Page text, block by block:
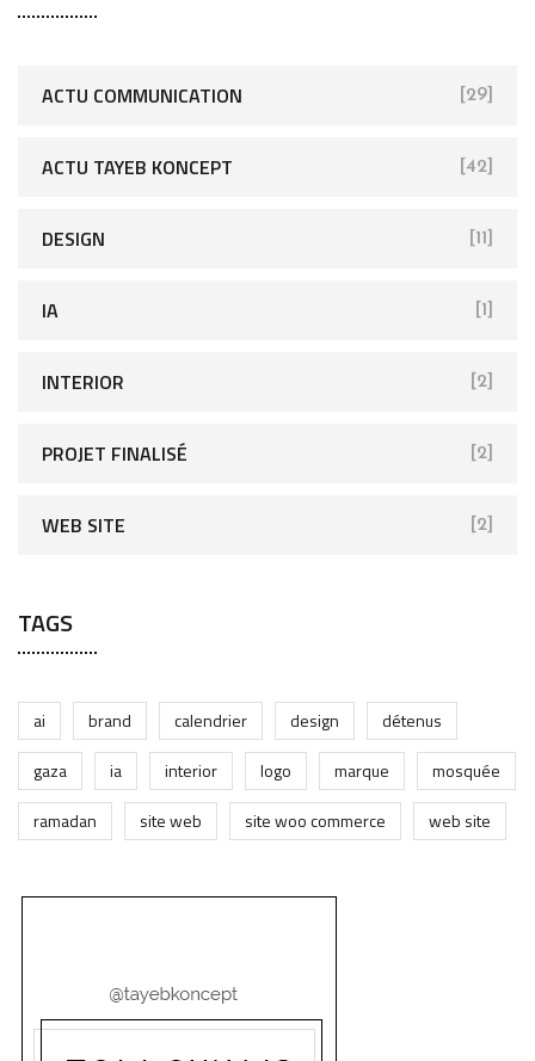
ACTU COMMUNICATION [29]
ACTU TAYEB KONCEPT [42]
DESIGN [11]
IA [1]
INTERIOR [2]
PROJET FINALISÉ [2]
WEB SITE [2]
TAGS
ai brand calendrier design
détenus
gaza
ia interior logo marque
mosquée
ramadan
site web site woo commerce web site